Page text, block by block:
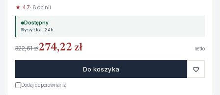
★ 4.7· 8 opinii
Dostępny
Wysyłka 24h
322,61 zł274,22 zł netto
Do koszyka ♡
Dodaj do porównania